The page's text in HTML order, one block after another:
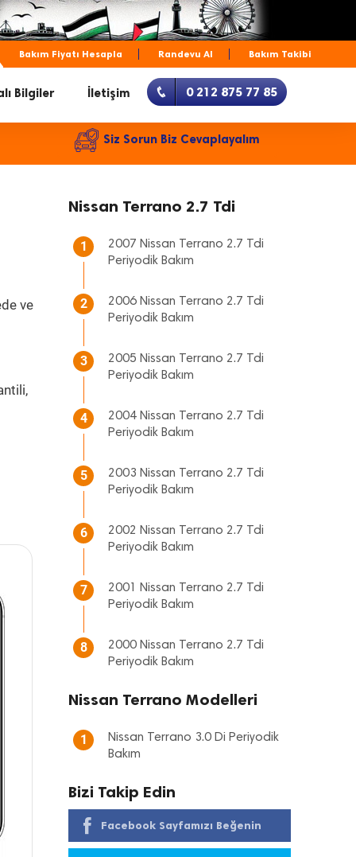
Bakım Fiyatı Hesapla Randevu Al Bakım Takibi
Bilgiler İletişim 0 212 875 77 85
Siz Sorun Biz Cevaplayalım
ve
Nissan Terrano 2.7 Tdi
1
2007 Nissan Terrano 2.7 Tdi
Periyodik Bakım
2
2006 Nissan Terrano 2.7 Tdi
Periyodik Bakım
3
2005 Nissan Terrano 2.7 Tdi
Periyodik Bakım
4
2004 Nissan Terrano 2.7 Tdi
Periyodik Bakım
5
2003 Nissan Terrano 2.7 Tdi
Periyodik Bakım
6
2002 Nissan Terrano 2.7 Tdi
Periyodik Bakım
7
2001 Nissan Terrano 2.7 Tdi
Periyodik Bakım
8
2000 Nissan Terrano 2.7 Tdi
Periyodik Bakım
Nissan Terrano Modelleri
1
Nissan Terrano 3.0 Di Periyodik
Bakım
Bizi Takip Edin
Facebook Sayfamızı Beğenin